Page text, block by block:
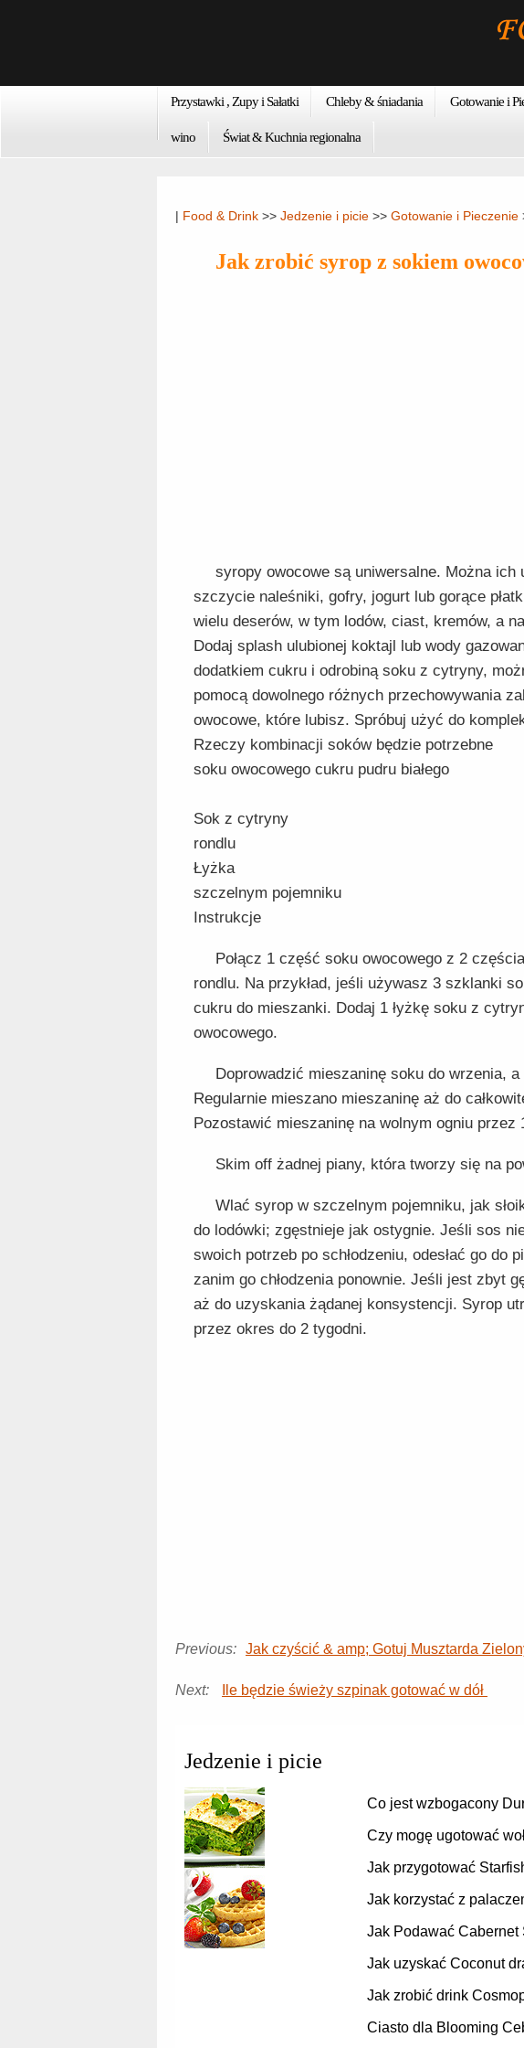
Przystawki , Zupy i Sałatki Chleby & śniadania Gotowanie i
wino Świat & Kuchnia regionalna
| Food & Drink >> Jedzenie i picie >> Gotowanie i Pieczenie
Jak zrobić syrop z sokiem
syropy owocowe są uniwersalne. Można ich
szczycie naleśniki, gofry, jogurt lub gorące
wielu deserów, w tym lodów, ciast, kremów, a
Dodaj splash ulubionej koktajl lub wody
dodatkiem cukru i odrobiną soku z cytryny,
pomocą dowolnego różnych przechowywania
owocowe, które lubisz. Spróbuj użyć do
Rzeczy kombinacji soków będzie potrzebne
soku owocowego cukru pudru białego
Sok z cytryny
rondlu
Łyżka
szczelnym pojemniku
Instrukcje
Połącz 1 część soku owocowego z 2
rondlu. Na przykład, jeśli używasz 3 szklanki
cukru do mieszanki. Dodaj 1 łyżkę soku z
owocowego.
Doprowadzić mieszaninę soku do wrzenia,
Regularnie mieszano mieszaninę aż do
Pozostawić mieszaninę na wolnym ogniu
Skim off żadnej piany, która tworzy się na
Wlać syrop w szczelnym pojemniku, jak
do lodówki; zgęstnieje jak ostygnie. Jeśli sos
swoich potrzeb po schłodzeniu, odesłać go do
zanim go chłodzenia ponownie. Jeśli jest zbyt
aż do uzyskania żądanej konsystencji. Syrop
przez okres do 2 tygodni.
Previous: Jak czyścić & amp; Gotuj Musztarda
Next: Ile będzie świeży szpinak gotować w dół
Jedzenie i picie
Co jest wzbogacony
Czy mogę ugotować
Jak przygotować
Jak korzystać z
Jak Podawać Cabernet
Jak uzyskać Coconut
Jak zrobić drink
Ciasto dla Blooming